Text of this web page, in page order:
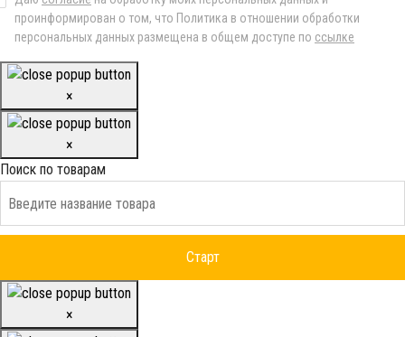
проинформирован о том, что Политика в отношении обработки
персональных данных размещена в общем доступе по ссылке
×
×
Поиск по товарам
×